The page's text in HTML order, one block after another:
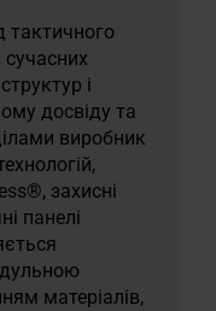
тактичного
сучасних
і
досвіду та
виробник
захисні
панелі
матеріалів,